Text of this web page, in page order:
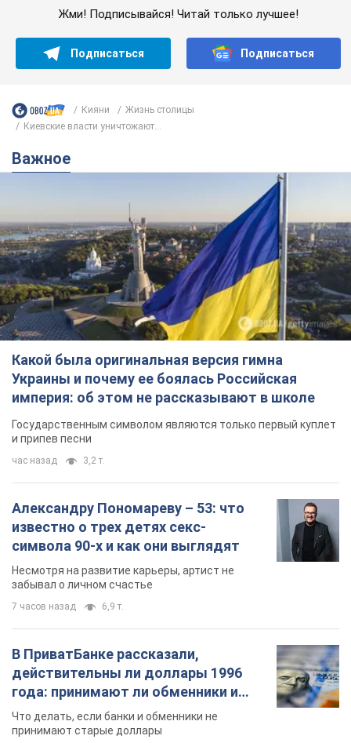
Жми! Подписывайся! Читай только лучшее!
Подписаться Подписаться
Кияни
Жизнь столицы
Киевские власти уничтожают...
Важное
Какой была оригинальная версия гимна
Украины и почему ее боялась Российская
империя: об этом не рассказывают в школе
Государственным символом являются только первый куплет
и припев песни
час назад 3,2 т.
Александру Пономареву – 53: что
известно о трех детях секс-
символа 90-х и как они выглядят
Несмотря на развитие карьеры, артист не
забывал о личном счастье
7 часов назад 6,9 т.
В ПриватБанке рассказали,
действительны ли доллары 1996
года: принимают ли обменники и
банки такие купюры
Что делать, если банки и обменники не
принимают старые доллары